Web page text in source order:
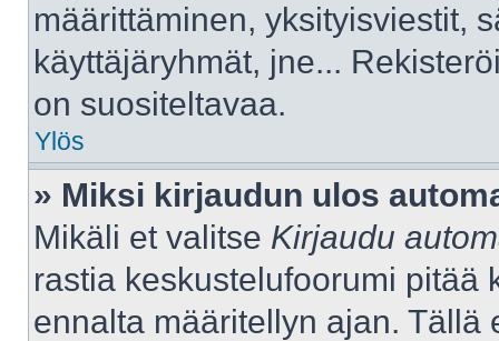
määrittäminen, yksityisviestit,
käyttäjäryhmät, jne...
on suositeltavaa.
Ylös
» Miksi kirjaudun ulos
Mikäli et valitse Kirjaudu
rastia keskustelufoorumi pitää
ennalta määritellyn ajan. Tällä